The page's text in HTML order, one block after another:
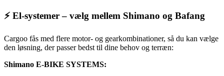
⚡ El-systemer – vælg mellem Shimano og Bafang
Cargoo fås med flere motor- og gearkombinationer, så du kan vælge
den løsning, der passer bedst til dine behov og terræn:
Shimano E-BIKE SYSTEMS: